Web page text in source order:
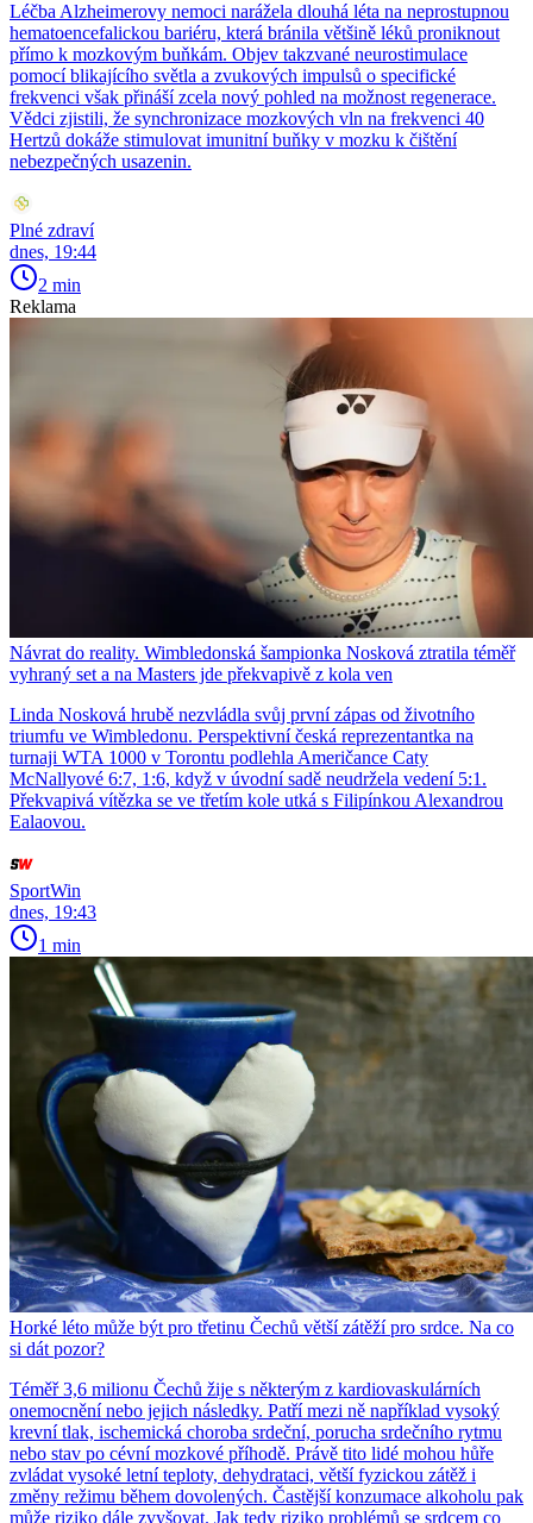
Léčba Alzheimerovy nemoci narážela dlouhá léta na neprostupnou
hematoencefalickou bariéru, která bránila většině léků proniknout
přímo k mozkovým buňkám. Objev takzvané neurostimulace
pomocí blikajícího světla a zvukových impulsů o specifické
frekvenci však přináší zcela nový pohled na možnost regenerace.
Vědci zjistili, že synchronizace mozkových vln na frekvenci 40
Hertzů dokáže stimulovat imunitní buňky v mozku k čištění
nebezpečných usazenin.
Plné zdraví
dnes, 19:44
2 min
Reklama
Návrat do reality. Wimbledonská šampionka Nosková ztratila téměř
vyhraný set a na Masters jde překvapivě z kola ven
Linda Nosková hrubě nezvládla svůj první zápas od životního
triumfu ve Wimbledonu. Perspektivní česká reprezentantka na
turnaji WTA 1000 v Torontu podlehla Američance Caty
McNallyové 6:7, 1:6, když v úvodní sadě neudržela vedení 5:1.
Překvapivá vítězka se ve třetím kole utká s Filipínkou Alexandrou
Ealaovou.
SportWin
dnes, 19:43
1 min
Horké léto může být pro třetinu Čechů větší zátěží pro srdce. Na co
si dát pozor?
Téměř 3,6 milionu Čechů žije s některým z kardiovaskulárních
onemocnění nebo jejich následky. Patří mezi ně například vysoký
krevní tlak, ischemická choroba srdeční, porucha srdečního rytmu
nebo stav po cévní mozkové příhodě. Právě tito lidé mohou hůře
zvládat vysoké letní teploty, dehydrataci, větší fyzickou zátěž i
změny režimu během dovolených. Častější konzumace alkoholu pak
může riziko dále zvyšovat. Jak tedy riziko problémů se srdcem co